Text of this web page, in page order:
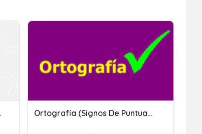
Y 'v' Ortografía (signos De Puntuación, Letra "b", Letra "v"...)